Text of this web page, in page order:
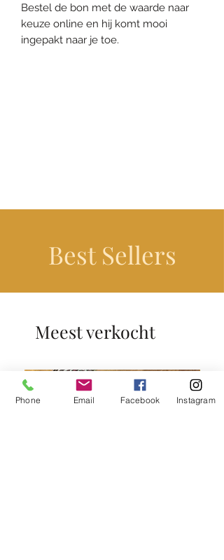
Bestel de bon met de waarde naar
keuze online en hij komt mooi
ingepakt naar je toe.
Best Sellers
Meest verkocht
Phone Email Facebook Instagram